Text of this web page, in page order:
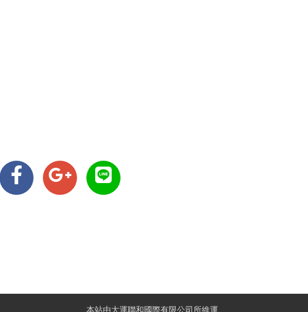
本站由大運聯和國際有限公司所維運